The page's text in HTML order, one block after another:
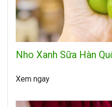
Nho Xanh Sữa Hàn
Xem ngay